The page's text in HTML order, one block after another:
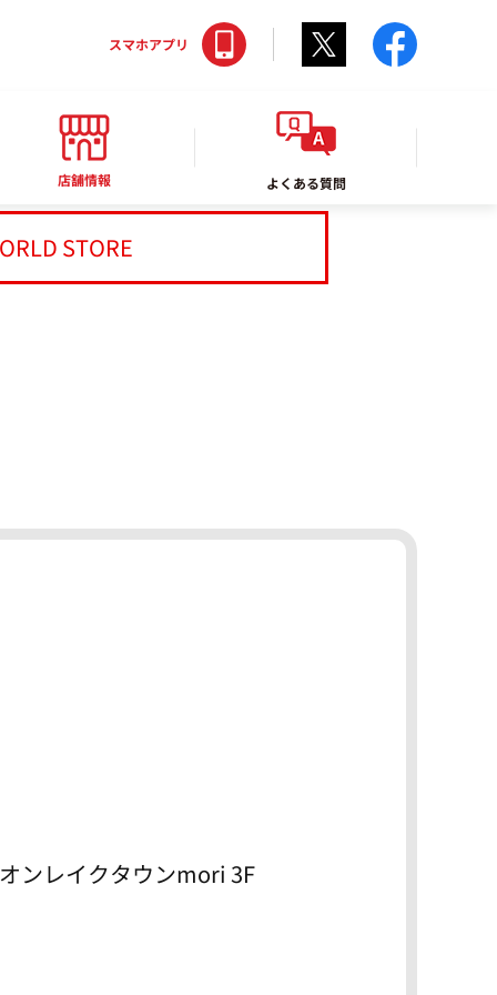
店舗情報 よくある質問
スマホアプリ Twitter
STORE
ンレイクタウンmori 3F